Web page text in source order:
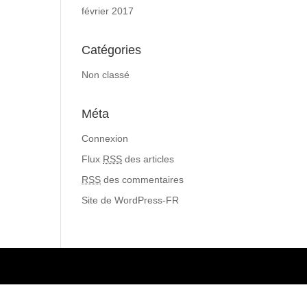
février 2017
Catégories
Non classé
Méta
Connexion
Flux RSS des articles
RSS des commentaires
Site de WordPress-FR